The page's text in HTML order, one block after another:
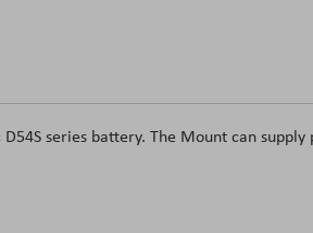
series battery. The Mount can supply